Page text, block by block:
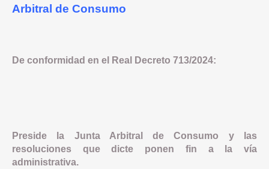
Arbitral de Consumo
De conformidad en el Real Decreto 713/2024:
Preside la Junta Arbitral de Consumo y las
resoluciones que dicte ponen fin a la vía
administrativa.